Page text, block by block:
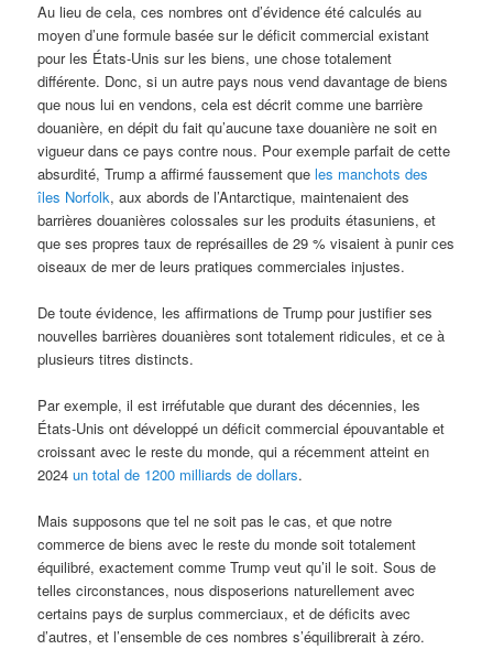
Au lieu de cela, ces nombres ont d’évidence été calculés au
moyen d’une formule basée sur le déficit commercial existant
pour les États-Unis sur les biens, une chose totalement
différente. Donc, si un autre pays nous vend davantage de biens
que nous lui en vendons, cela est décrit comme une barrière
douanière, en dépit du fait qu’aucune taxe douanière ne soit en
vigueur dans ce pays contre nous. Pour exemple parfait de cette
absurdité, Trump a affirmé faussement queles manchots des
îles Norfolk, aux abords de l’Antarctique, maintenaient des
barrières douanières colossales sur les produits étasuniens, et
que ses propres taux de représailles de 29 % visaient à punir ces
oiseaux de mer de leurs pratiques commerciales injustes.
De toute évidence, les affirmations de Trump pour justifier ses
nouvelles barrières douanières sont totalement ridicules, et ce à
plusieurs titres distincts.
Par exemple, il est irréfutable que durant des décennies, les
États-Unis ont développé un déficit commercial épouvantable et
croissant avec le reste du monde, qui a récemment atteint en
2024un total de 1200 milliards de dollars.
Mais supposons que tel ne soit pas le cas, et que notre
commerce de biens avec le reste du monde soit totalement
équilibré, exactement comme Trump veut qu’il le soit. Sous de
telles circonstances, nous disposerions naturellement avec
certains pays de surplus commerciaux, et de déficits avec
d’autres, et l’ensemble de ces nombres s’équilibrerait à zéro.